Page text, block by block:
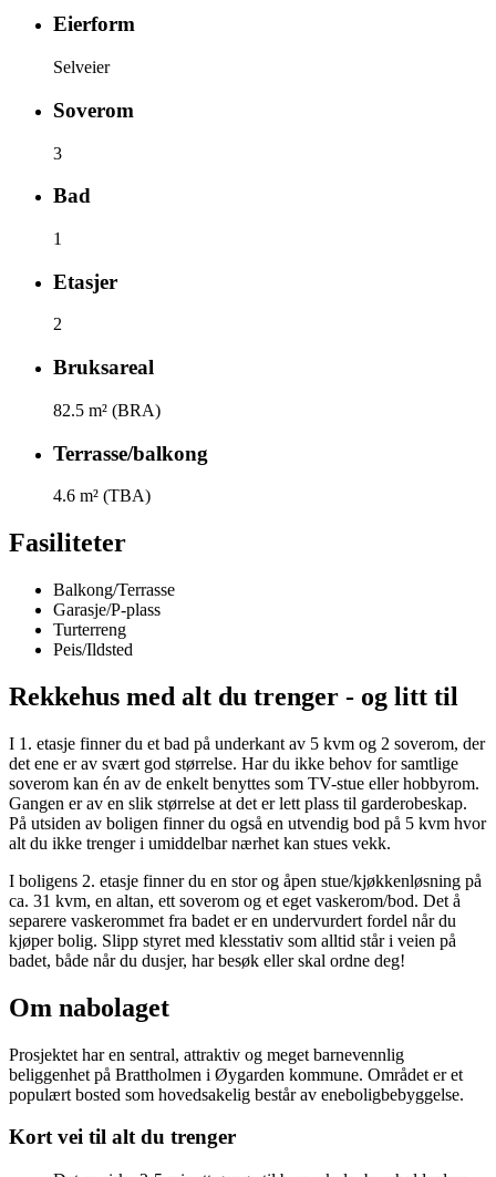
Eierform
Selveier
Soverom
3
Bad
1
Etasjer
2
Bruksareal
82.5 m² (BRA)
Terrasse/balkong
4.6 m² (TBA)
Fasiliteter
Balkong/Terrasse
Garasje/P-plass
Turterreng
Peis/Ildsted
Rekkehus med alt du trenger - og litt til
I 1. etasje finner du et bad på underkant av 5 kvm og 2 soverom, der
det ene er av svært god størrelse. Har du ikke behov for samtlige
soverom kan én av de enkelt benyttes som TV-stue eller hobbyrom.
Gangen er av en slik størrelse at det er lett plass til garderobeskap.
På utsiden av boligen finner du også en utvendig bod på 5 kvm hvor
alt du ikke trenger i umiddelbar nærhet kan stues vekk.
I boligens 2. etasje finner du en stor og åpen stue/kjøkkenløsning på
ca. 31 kvm, en altan, ett soverom og et eget vaskerom/bod. Det å
separere vaskerommet fra badet er en undervurdert fordel når du
kjøper bolig. Slipp styret med klesstativ som alltid står i veien på
badet, både når du dusjer, har besøk eller skal ordne deg!
Om nabolaget
Prosjektet har en sentral, attraktiv og meget barnevennlig
beliggenhet på Brattholmen i Øygarden kommune. Området er et
populært bosted som hovedsakelig består av eneboligbebyggelse.
Kort vei til alt du trenger